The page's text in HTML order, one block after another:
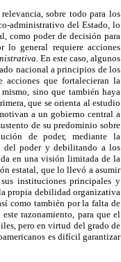
sobre todo para los
administrativo del Estado, lo
como poder de decisión para
general requiere acciones
En este caso, algunos
nacional a principios de los
acciones que fortalecieran la
sino que también haya
que se orienta al estudio
a un gobierno central a
de su predominio sobre
de poder, mediante la
del poder y debilitando a los
en una visión limitada de la
estatal, que lo llevó a asumir
instituciones principales y
propia debilidad organizativa
como también por la falta de
razonamiento, para que el
pero en virtud del grado de
es difícil garantizar